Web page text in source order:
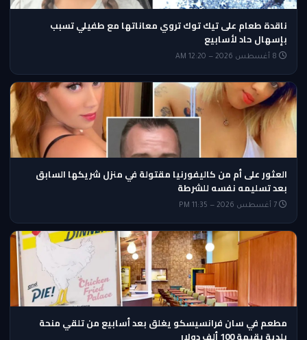
ناقدة طعام على تيك توك تروي معاناتها مع طفيلي تسبب
بإسهال حاد لأسابيع
العثور على أم من كاليفورنيا مقتولة في منزل شريكها السابق
بعد تسليمه نفسه للشرطة
مطعم في سان فرانسيسكو يغلق بعد أسابيع من تلقي منحة
بلدية بقيمة 100 ألف دولار